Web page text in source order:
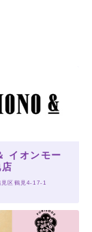
イオンモー
見区鶴見4-17-1